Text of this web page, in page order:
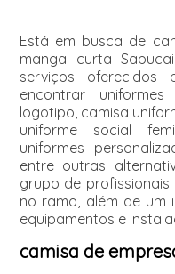
Está em busca de
manga curta
serviços
encontrar
logotipo, camisa
uniforme social
uniformes
entre outras
grupo de
no ramo, além de um
equipamentos e
camisa de